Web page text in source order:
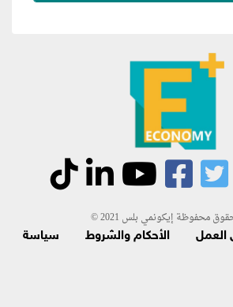
محفوظة إيكونمي بلس 2021 ©
العمل الأحكام والشروط
سياسة